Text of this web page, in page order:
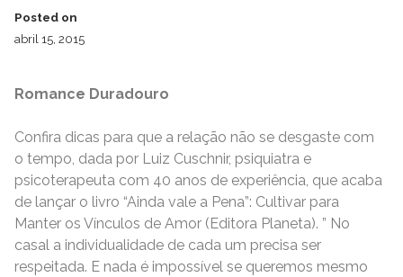
Posted on
abril 15, 2015
Romance Duradouro
Confira dicas para que a relação não se desgaste com
o tempo, dada por Luiz Cuschnir, psiquiatra e
psicoterapeuta com 40 anos de experiência, que acaba
de lançar o livro “Ainda vale a Pena”: Cultivar para
Manter os Vínculos de Amor (Editora Planeta). ” No
casal a individualidade de cada um precisa ser
respeitada. E nada é impossível se queremos mesmo